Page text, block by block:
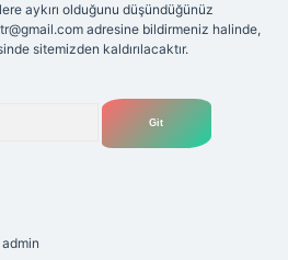
aykırı olduğunu düşündüğünüz
adresine bildirmeniz halinde,
sitemizden kaldırılacaktır.
admin